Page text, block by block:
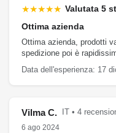
★★★★★ Valutata 5
Ottima azienda
Ottima azienda, prodotti
spedizione poi è
Data dell'esperienza: 17
Vilma C.
IT • 4
6 ago 2024